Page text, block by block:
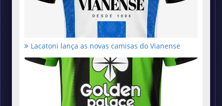
Lacatoni lança as novas camisas do Vianense